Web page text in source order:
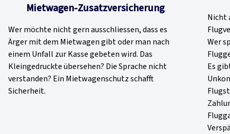
Mietwagen-Zusatzversicherung
Wer möchte nicht gern ausschliessen, dass es
Ärger mit dem Mietwagen gibt oder man nach
einem Unfall zur Kasse gebeten wird. Das
Kleingedruckte übersehen? Die Sprache nicht
verstanden? Ein Mietwagenschutz schafft
Sicherheit.
Nicht
Wer
Es